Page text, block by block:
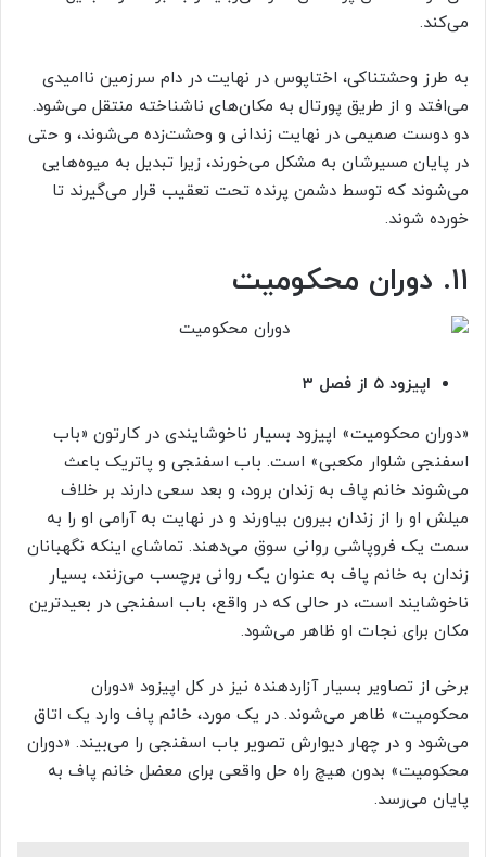
می‌کند.
به طرز وحشتناکی، اختاپوس در نهایت در دام سرزمین ناامیدی
می‌افتد و از طریق پورتال به مکان‌های ناشناخته منتقل می‌شود.
دو دوست صمیمی در نهایت زندانی و وحشت‌زده می‌شوند، و حتی
در پایان مسیرشان به مشکل می‌خورند، زیرا تبدیل به میوه‌هایی
می‌شوند که توسط دشمن پرنده تحت تعقیب قرار می‌گیرند تا
خورده شوند.
۱۱. دوران محکومیت
اپیزود ۵ از فصل ۳
«دوران محکومیت» اپیزود بسیار ناخوشایندی در کارتون «باب
اسفنجی شلوار مکعبی» است. باب اسفنجی و پاتریک باعث
می‌شوند خانم پاف به زندان برود، و بعد سعی دارند بر خلاف
میلش او را از زندان بیرون بیاورند و در نهایت به آرامی او را به
سمت یک فروپاشی روانی سوق می‌دهند. تماشای اینکه نگهبانان
زندان به خانم پاف به عنوان یک روانی برچسب می‌زنند، بسیار
ناخوشایند است، در حالی که در واقع، باب اسفنجی در بعیدترین
مکان برای نجات او ظاهر می‌شود.
برخی از تصاویر بسیار آزاردهنده نیز در کل اپیزود «دوران
محکومیت» ظاهر می‌شوند. در یک مورد، خانم پاف وارد یک اتاق
می‌شود و در چهار دیوارش تصویر باب اسفنجی را می‌بیند. «دوران
محکومیت» بدون هیچ راه حل واقعی برای معضل خانم پاف به
پایان می‌رسد.